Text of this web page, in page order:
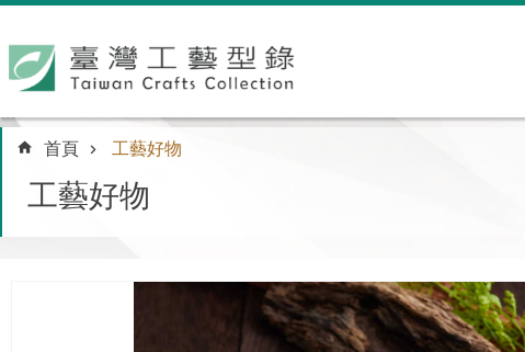
:::
首頁 工藝好物
工藝好物